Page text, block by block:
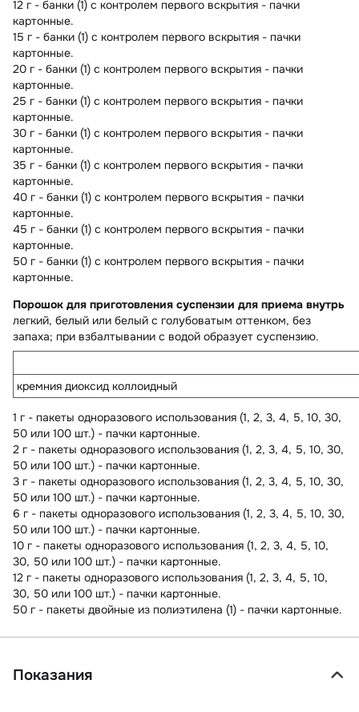
12 г - банки (1) с контролем первого вскрытия - пачки
картонные.
15 г - банки (1) с контролем первого вскрытия - пачки
картонные.
20 г - банки (1) с контролем первого вскрытия - пачки
картонные.
25 г - банки (1) с контролем первого вскрытия - пачки
картонные.
30 г - банки (1) с контролем первого вскрытия - пачки
картонные.
35 г - банки (1) с контролем первого вскрытия - пачки
картонные.
40 г - банки (1) с контролем первого вскрытия - пачки
картонные.
45 г - банки (1) с контролем первого вскрытия - пачки
картонные.
50 г - банки (1) с контролем первого вскрытия - пачки
картонные.
Порошок для приготовления суспензии для приема внутрь
легкий, белый или белый с голубоватым оттенком, без
запаха; при взбалтывании с водой образует суспензию.
кремния диоксид коллоидный
1 г - пакеты одноразового использования (1, 2, 3, 4, 5, 10, 30,
50 или 100 шт.) - пачки картонные.
2 г - пакеты одноразового использования (1, 2, 3, 4, 5, 10, 30,
50 или 100 шт.) - пачки картонные.
3 г - пакеты одноразового использования (1, 2, 3, 4, 5, 10, 30,
50 или 100 шт.) - пачки картонные.
6 г - пакеты одноразового использования (1, 2, 3, 4, 5, 10, 30,
50 или 100 шт.) - пачки картонные.
10 г - пакеты одноразового использования (1, 2, 3, 4, 5, 10,
30, 50 или 100 шт.) - пачки картонные.
12 г - пакеты одноразового использования (1, 2, 3, 4, 5, 10,
30, 50 или 100 шт.) - пачки картонные.
50 г - пакеты двойные из полиэтилена (1) - пачки картонные.
Показания